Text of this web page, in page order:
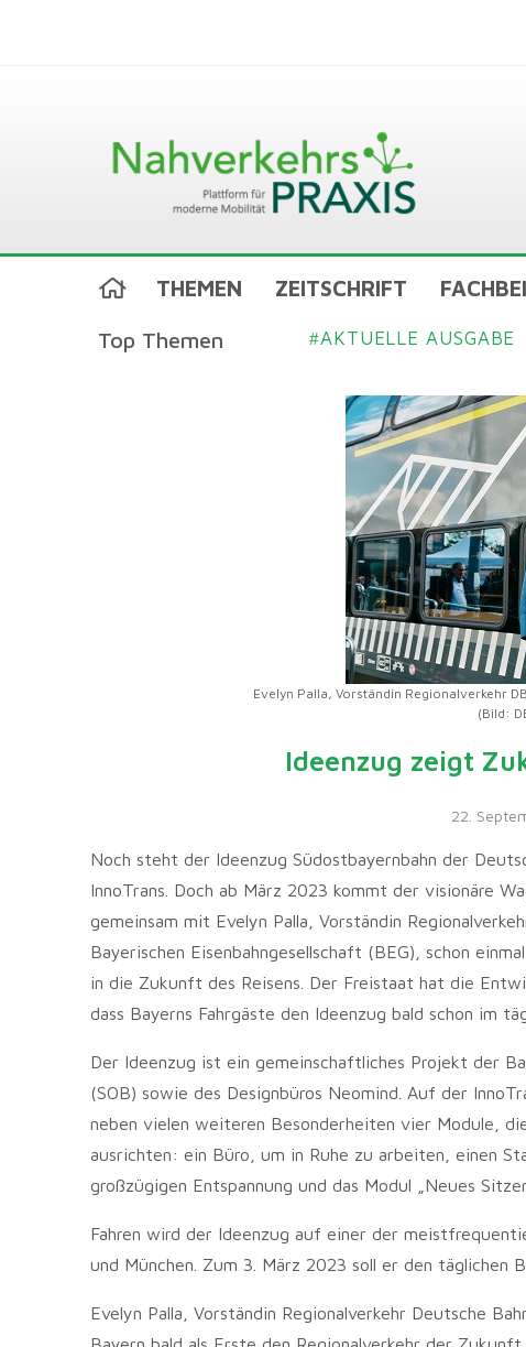
THEMEN ZEITSCHRIFT
Top Themen #AKTUELLE AUSGABE
Evelyn Palla, Vorständin Regionalverkehr
(Bild:
Ideenzug zeigt
22.
Noch steht der Ideenzug Südostbayernbahn der
InnoTrans. Doch ab März 2023 kommt der visionäre
gemeinsam mit Evelyn Palla, Vorständin
Bayerischen Eisenbahngesellschaft (BEG), schon
in die Zukunft des Reisens. Der Freistaat hat die
dass Bayerns Fahrgäste den Ideenzug bald schon im
Der Ideenzug ist ein gemeinschaftliches Projekt der
(SOB) sowie des Designbüros Neomind. Auf der
neben vielen weiteren Besonderheiten vier Module,
ausrichten: ein Büro, um in Ruhe zu arbeiten, einen
großzügigen Entspannung und das Modul „Neues
Fahren wird der Ideenzug auf einer der
und München. Zum 3. März 2023 soll er den täglichen
Evelyn Palla, Vorständin Regionalverkehr Deutsche